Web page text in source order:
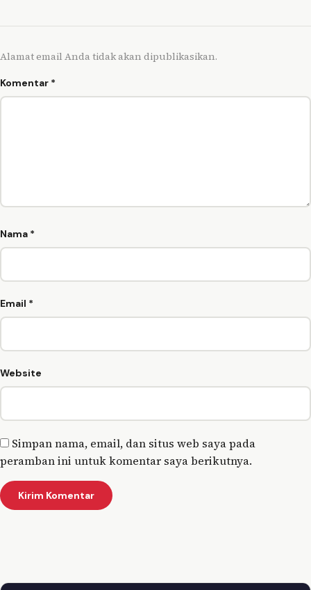
Alamat email Anda tidak akan dipublikasikan.
Komentar *
Nama *
Email *
Website
Simpan nama, email, dan situs web saya pada
peramban ini untuk komentar saya berikutnya.